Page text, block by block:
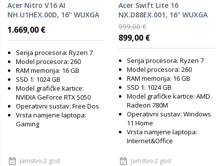
Acer Nitro V16 AI
NH.U1HEX.00D, 16" WUXGA
260, 16GB RAM, 1TB SSD,
nVidia GeForce RTX 5050,
FreeDOS, laptop
1.669,00 €
Serija procesora: Ryzen 7
Model procesora: 260
RAM memorija: 16 GB
SSD 1: 1024 GB
Model grafičke kartice:
NVIDIA GeForce RTX 5050
Operativni sustav: Free Dos
Vrsta namjene laptopa:
Gaming
Jamstvo:2 god
Acer Swift Lite 16
NX.D88EX.001, 16" WUXGA
IPS, AMD Ryzen 7 260, 16GB
RAM, 1TB SSD, AMD Radeon
780M Graphics, Windows 11
999,00 €
899,00 €
Serija procesora: Ryzen 7
Model procesora: 260
RAM memorija: 16 GB
SSD 1: 1024 GB
Model grafičke kartice: AMD
Radeon 780M
Operativni sustav: Windows
11 Home
Vrsta namjene laptopa:
Internet&Office
Jamstvo:2 god